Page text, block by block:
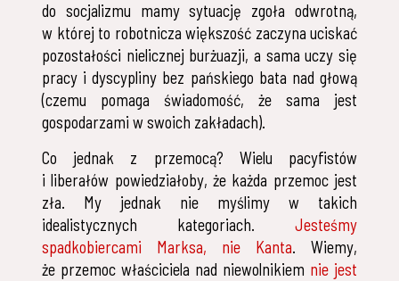
do socjalizmu mamy sytuację zgoła odwrotną,
w której to robotnicza większość zaczyna uciskać
pozostałości nielicznej burżuazji, a sama uczy się
pracy i dyscypliny bez pańskiego bata nad głową
(czemu pomaga świadomość, że sama jest
gospodarzami w swoich zakładach).
Co jednak z przemocą? Wielu pacyfistów
i liberałów powiedziałoby, że każda przemoc jest
zła. My jednak nie myślimy w takich
idealistycznych kategoriach. Jesteśmy
spadkobiercami Marksa, nie Kanta. Wiemy,
że przemoc właściciela nad niewolnikiem nie jest